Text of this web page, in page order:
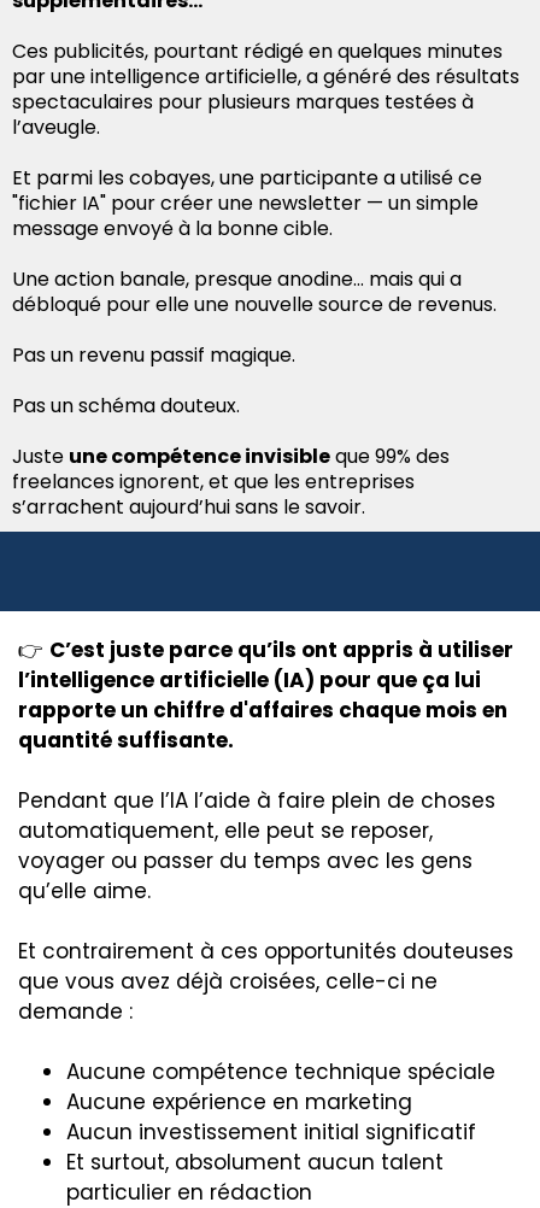
Ces publicités, pourtant rédigé en quelques minutes
par une intelligence artificielle, a généré des résultats
spectaculaires pour plusieurs marques testées à
l’aveugle.
Et parmi les cobayes, une participante a utilisé ce
"fichier IA" pour créer une newsletter — un simple
message envoyé à la bonne cible.
Une action banale, presque anodine… mais qui a
débloqué pour elle une nouvelle source de revenus.
Pas un revenu passif magique.
Pas un schéma douteux.
Juste une compétence invisibleque 99% des
freelances ignorent, et que les entreprises
s’arrachent aujourd’hui sans le savoir.
👉 C’est juste parce qu’ils ont appris à utiliser
l’intelligence artificielle (IA) pour que ça lui
rapporte un chiffre d'affaires chaque mois en
quantité suffisante.
Pendant que l’IA l’aide à faire plein de choses
automatiquement, elle peut se reposer,
voyager ou passer du temps avec les gens
qu’elle aime.
Et contrairement à ces opportunités douteuses
que vous avez déjà croisées, celle-ci ne
demande :
Aucune compétence technique spéciale
Aucune expérience en marketing
Aucun investissement initial significatif
Et surtout, absolument aucun talent
particulier en rédaction